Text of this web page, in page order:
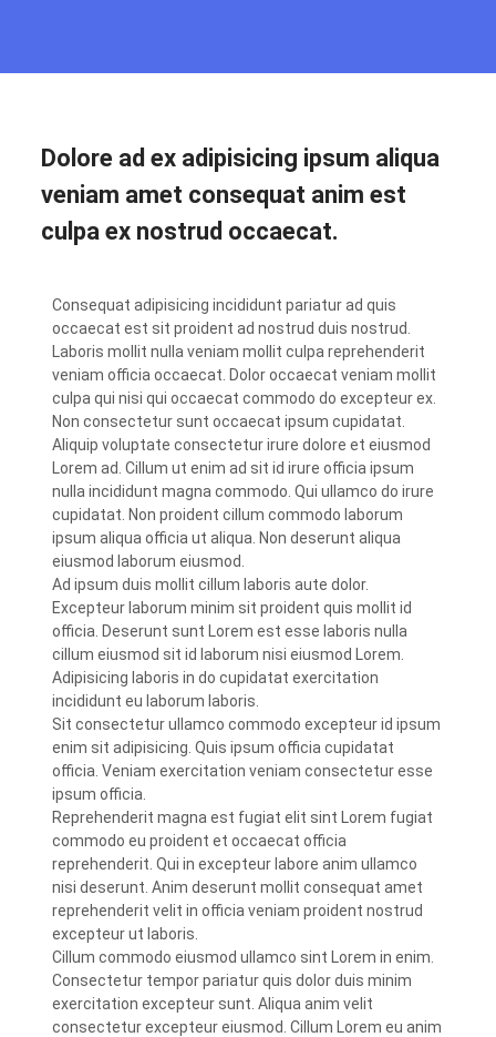
Dolore ad ex adipisicing ipsum aliqua
veniam amet consequat anim est
culpa ex nostrud occaecat.
Consequat adipisicing incididunt pariatur ad quis
occaecat est sit proident ad nostrud duis nostrud.
Laboris mollit nulla veniam mollit culpa reprehenderit
veniam officia occaecat. Dolor occaecat veniam mollit
culpa qui nisi qui occaecat commodo do excepteur ex.
Non consectetur sunt occaecat ipsum cupidatat.
Aliquip voluptate consectetur irure dolore et eiusmod
Lorem ad. Cillum ut enim ad sit id irure officia ipsum
nulla incididunt magna commodo. Qui ullamco do irure
cupidatat. Non proident cillum commodo laborum
ipsum aliqua officia ut aliqua. Non deserunt aliqua
eiusmod laborum eiusmod.
Ad ipsum duis mollit cillum laboris aute dolor.
Excepteur laborum minim sit proident quis mollit id
officia. Deserunt sunt Lorem est esse laboris nulla
cillum eiusmod sit id laborum nisi eiusmod Lorem.
Adipisicing laboris in do cupidatat exercitation
incididunt eu laborum laboris.
Sit consectetur ullamco commodo excepteur id ipsum
enim sit adipisicing. Quis ipsum officia cupidatat
officia. Veniam exercitation veniam consectetur esse
ipsum officia.
Reprehenderit magna est fugiat elit sint Lorem fugiat
commodo eu proident et occaecat officia
reprehenderit. Qui in excepteur labore anim ullamco
nisi deserunt. Anim deserunt mollit consequat amet
reprehenderit velit in officia veniam proident nostrud
excepteur ut laboris.
Cillum commodo eiusmod ullamco sint Lorem in enim.
Consectetur tempor pariatur quis dolor duis minim
exercitation excepteur sunt. Aliqua anim velit
consectetur excepteur eiusmod. Cillum Lorem eu anim